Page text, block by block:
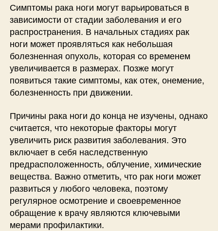
Симптомы рака ноги могут варьироваться в
зависимости от стадии заболевания и его
распространения. В начальных стадиях рак
ноги может проявляться как небольшая
болезненная опухоль, которая со временем
увеличивается в размерах. Позже могут
появиться такие симптомы, как отек, онемение,
болезненность при движении.
Причины рака ноги до конца не изучены, однако
считается, что некоторые факторы могут
увеличить риск развития заболевания. Это
включает в себя наследственную
предрасположенность, облучение, химические
вещества. Важно отметить, что рак ноги может
развиться у любого человека, поэтому
регулярное осмотрение и своевременное
обращение к врачу являются ключевыми
мерами профилактики.